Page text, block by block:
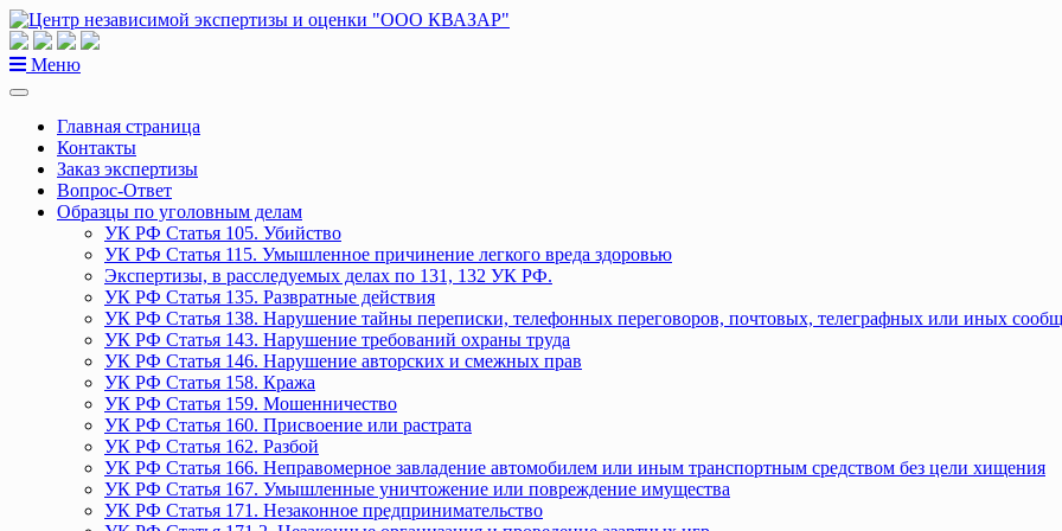
Перейти
к
содержанию
Меню
Главная страница
Контакты
Заказ экспертизы
Вопрос-Ответ
Образцы по уголовным делам
УК РФ Статья 105. Убийство
УК РФ Статья 115. Умышленное причинение легкого вреда здоровью
Экспертизы, в расследуемых делах по 131, 132 УК РФ.
УК РФ Статья 135. Развратные действия
УК РФ Статья 138. Нарушение тайны переписки, телефонных переговоров, почтовых, телеграфных или иных
УК РФ Статья 143. Нарушение требований охраны труда
УК РФ Статья 146. Нарушение авторских и смежных прав
УК РФ Статья 158. Кража
УК РФ Статья 159. Мошенничество
УК РФ Статья 160. Присвоение или растрата
УК РФ Статья 162. Разбой
УК РФ Статья 166. Неправомерное завладение автомобилем или иным транспортным средством без цели хищения
УК РФ Статья 167. Умышленные уничтожение или повреждение имущества
УК РФ Статья 171. Незаконное предпринимательство